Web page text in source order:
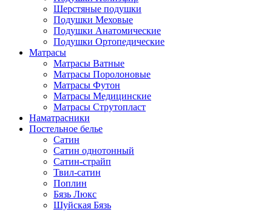
Шерстяные подушки
Подушки Меховые
Подушки Анатомические
Подушки Ортопедические
Матрасы
Матрасы Ватные
Матрасы Поролоновые
Матрасы Футон
Матрасы Медицинские
Матрасы Струтопласт
Наматрасники
Постельное белье
Сатин
Сатин однотонный
Сатин-страйп
Твил-сатин
Поплин
Бязь Люкс
Шуйская Бязь